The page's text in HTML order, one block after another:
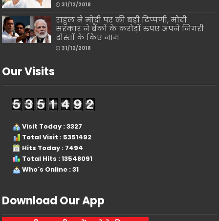
31/12/2018
राहुल ने मोदी पर की बड़ी टिप्पणी, मोदी
सरकार ने बैंकों के करोड़ों रुपए अपने जिगरी
दोस्तों के किए नाम
31/12/2018
Our Visits
Visit Today : 3327
Total Visit : 5351492
Hits Today : 7494
Total Hits : 13548091
Who's Online : 31
Download Our App